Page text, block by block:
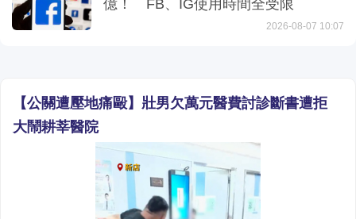
億！ FB、IG使用時間全受限
2026-08-07 10:07
【公關遭壓地痛毆】壯男欠萬元醫費討診斷書遭拒
大鬧耕莘醫院